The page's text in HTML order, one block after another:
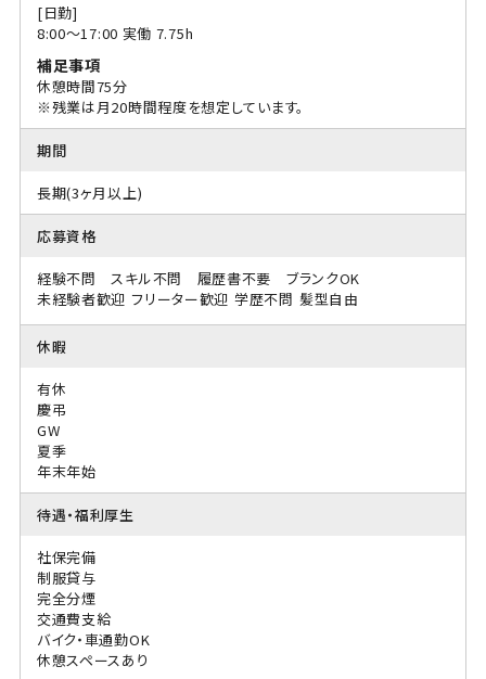
[日勤]
8:00〜17:00 実働 7.75h
補足事項
休憩時間75分
※残業は月20時間程度を想定しています。
期間
長期(3ヶ月以上)
応募資格
経験不問 スキル不問 履歴書不要 ブランクOK
未経験者歓迎 フリーター歓迎 学歴不問 髪型自由
休暇
有休
慶弔
GW
夏季
年末年始
待遇・福利厚生
社保完備
制服貸与
完全分煙
交通費支給
バイク・車通勤OK
休憩スペースあり